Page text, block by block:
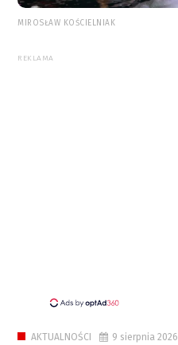
MIROSŁAW KOŚCIELNIAK
REKLAMA
AKTUALNOŚCI 9 sierpnia 2026